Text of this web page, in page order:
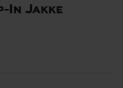
In Jakke